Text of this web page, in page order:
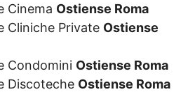
Cinema Ostiense Roma
Cliniche Private Ostiense
Condomini Ostiense Roma
Discoteche Ostiense Roma